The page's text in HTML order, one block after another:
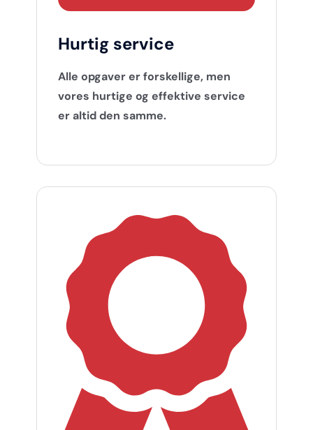
Hurtig service
Alle opgaver er forskellige, men
vores hurtige og effektive service
er altid den samme.